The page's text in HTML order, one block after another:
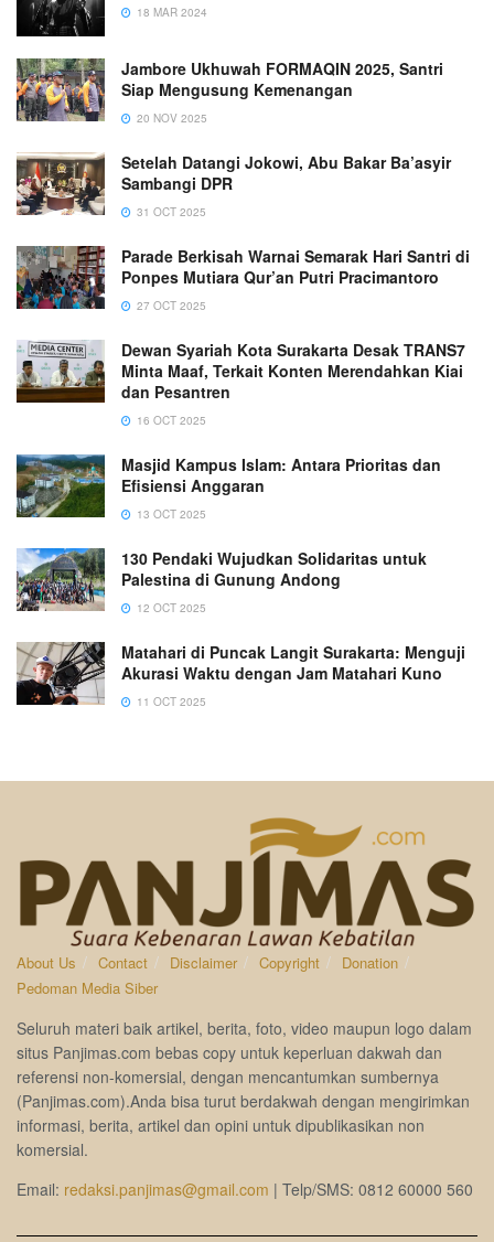
18 MAR 2024
Jambore Ukhuwah FORMAQIN 2025, Santri
Siap Mengusung Kemenangan
20 NOV 2025
Setelah Datangi Jokowi, Abu Bakar Ba’asyir
Sambangi DPR
31 OCT 2025
Parade Berkisah Warnai Semarak Hari Santri di
Ponpes Mutiara Qur’an Putri Pracimantoro
27 OCT 2025
Dewan Syariah Kota Surakarta Desak TRANS7
Minta Maaf, Terkait Konten Merendahkan Kiai
dan Pesantren
16 OCT 2025
Masjid Kampus Islam: Antara Prioritas dan
Efisiensi Anggaran
13 OCT 2025
130 Pendaki Wujudkan Solidaritas untuk
Palestina di Gunung Andong
12 OCT 2025
Matahari di Puncak Langit Surakarta: Menguji
Akurasi Waktu dengan Jam Matahari Kuno
11 OCT 2025
About Us Contact Disclaimer Copyright
Donation
Pedoman Media Siber
Seluruh materi baik artikel, berita, foto, video maupun logo dalam
situs Panjimas.com bebas copy untuk keperluan dakwah dan
referensi non-komersial, dengan mencantumkan sumbernya
(Panjimas.com).Anda bisa turut berdakwah dengan mengirimkan
informasi, berita, artikel dan opini untuk dipublikasikan non
komersial.
Email: redaksi.panjimas@gmail.com | Telp/SMS: 0812 60000 560